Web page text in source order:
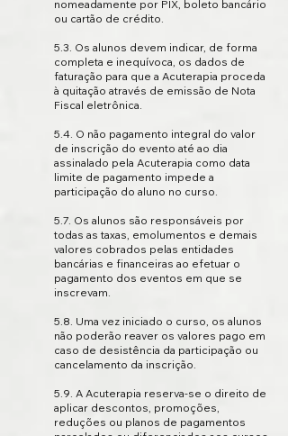
nomeadamente por PIX, boleto bancário
ou cartão de crédito.
5.3. Os alunos devem indicar, de forma
completa e inequívoca, os dados de
faturação para que a Acuterapia proceda
à quitação através de emissão de Nota
Fiscal eletrônica.
5.4. O não pagamento integral do valor
de inscrição do evento até ao dia
assinalado pela Acuterapia como data
limite de pagamento impede a
participação do aluno no curso.
5.7. Os alunos são responsáveis por
todas as taxas, emolumentos e demais
valores cobrados pelas entidades
bancárias e financeiras ao efetuar o
pagamento dos eventos em que se
inscrevam.
5.8. Uma vez iniciado o curso, os alunos
não poderão reaver os valores pago em
caso de desistência da participação ou
cancelamento da inscrição.
5.9. A Acuterapia reserva-se o direito de
aplicar descontos, promoções,
reduções ou planos de pagamentos